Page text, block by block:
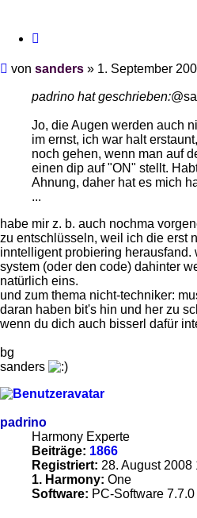
Beitrag
von sanders » 1. September
padrino hat geschrieben:
Jo, die Augen werden auch
im ernst, ich war halt
noch gehen, wenn man auf
einen dip auf "ON" stellt.
Ahnung, daher hat es mich
...
habe mir z. b. auch nochma
zu entschlüsseln, weil ich die erst
inntelligent probiering herausfand.
system (oder den code) dahinter
natürlich eins.
und zum thema nicht-techniker:
daran haben bit's hin und her zu
wenn du dich auch bisserl dafür
bg
sanders
padrino
Harmony Experte
Beiträge: 1866
Registriert: 28. August 2008
1. Harmony: One
Software: PC-Software 7.7.0